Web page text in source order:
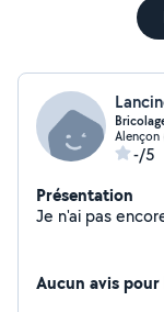
Alençon
-/5
Présentation
Aucun avis